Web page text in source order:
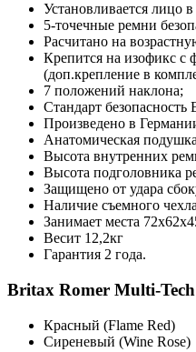
Установливается лицо
5-точечные ремни
Расчитано на
Крепится на изофикс
(доп.крепление в
7 положений наклона;
Стандарт безопасность
Произведено в
Анатомическая
Высота внутренних
Высота подголовника
Защищено от удара
Наличие съемного
Занимает места
Весит 12,2кг
Гарантия 2 года.
Britax Romer Multi-
Красный (Flame Red)
Сиреневый (Wine Rose)